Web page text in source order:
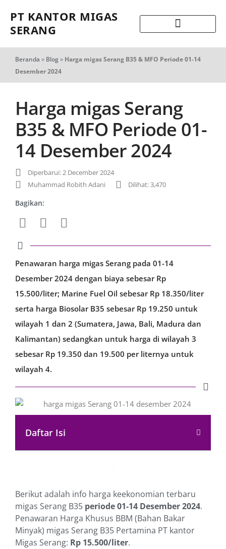
PT KANTOR MIGAS
SERANG
Beranda » Blog» Harga migas Serang B35 & MFO Periode 01-14
Desember 2024
Harga migas Serang
B35 & MFO Periode 01-
14 Desember 2024
Diperbarui: 2 December 2024
Muhammad Robith Adani
Dilihat: 3,470
Bagikan:
Penawaran harga migas Serang pada 01-14
Desember 2024 dengan biaya sebesar Rp
15.500/liter; Marine Fuel Oil sebesar Rp 18.350/liter
serta harga Biosolar B35 sebesar Rp 19.250 untuk
wilayah 1 dan 2 (Sumatera, Jawa, Bali, Madura dan
Kalimantan) sedangkan untuk harga di wilayah 3
sebesar Rp 19.350 dan 19.500 per liternya untuk
wilayah 4.
Daftar Isi
Berikut adalah info harga keekonomian terbaru
migas Serang B35 periode 01-14 Desember 2024.
Penawaran Harga Khusus BBM (Bahan Bakar
Minyak) migas Serang B35 Pertamina PT kantor
Migas Serang: Rp 15.500/liter.